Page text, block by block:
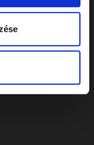
Sóly
rólunk és